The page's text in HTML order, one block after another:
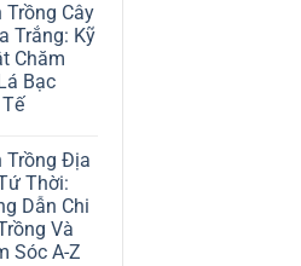
Trồng Cây
Trắng: Kỹ
Chăm
Bạc
Trồng Địa
Thời:
Dẫn Chi
Và
Sóc A-Z